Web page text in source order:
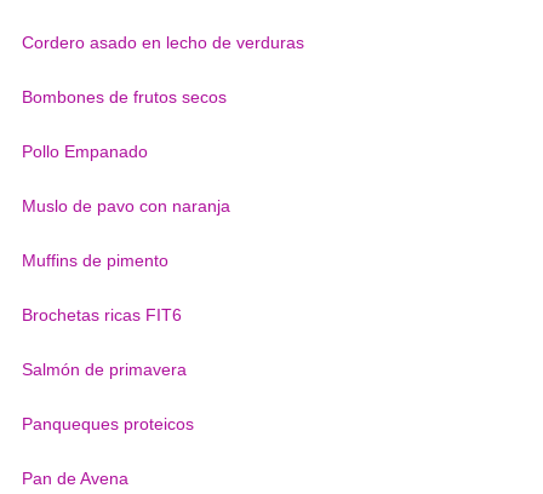
Cordero asado en lecho de verduras
Bombones de frutos secos
Pollo Empanado
Muslo de pavo con naranja
Muffins de pimento
Brochetas ricas FIT6
Salmón de primavera
Panqueques proteicos
Pan de Avena